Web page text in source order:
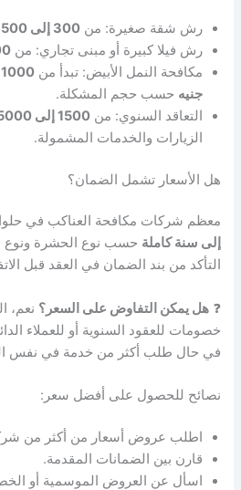
رش شقة صغيرة: من300 إلى 500 جنيه
رش فيلا كبيرة أو مبنى تجاري: من800
مكافحة النمل الأبيض: تبدأ من1000 جنيه
جنيه حسب حجم المشكلة.
التعاقد السنوي: من1500 إلى 5000 جنيه
الزيارات والخدمات المشمولة.
هل الأسعار تشمل الضمان؟
معظم شركات مكافحة العناكب في
إلى سنة كاملة حسب نوع الحشرة ونوع
التأكد من بند الضمان في العقد قبل
❓هل يمكن التفاوض على السعر؟ نعم،
خصومات للعقود السنوية أو للعملاء
في حال طلب أكثر من خدمة في نفس
نصائح للحصول على أفضل سعر:
اطلب عروض أسعار من أكثر من
قارن بين الضمانات المقدمة.
اسأل عن العروض الموسمية أو